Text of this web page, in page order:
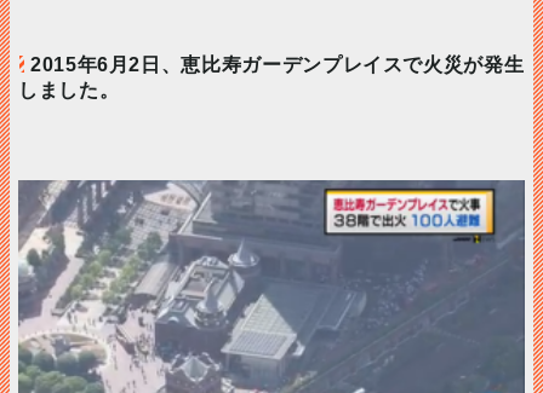
2015年6月2日、恵比寿ガーデンプレイスで火災が発生
しました。